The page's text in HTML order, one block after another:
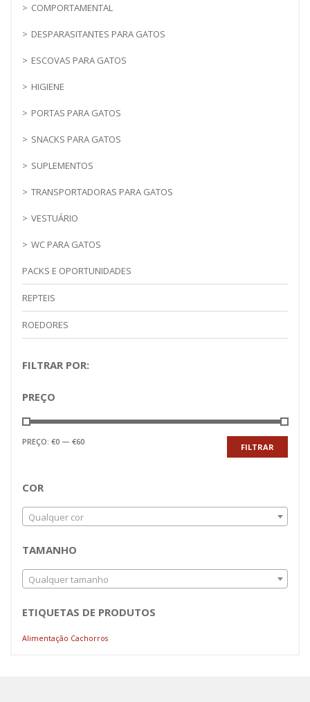
COMPORTAMENTAL
DESPARASITANTES PARA GATOS
ESCOVAS PARA GATOS
HIGIENE
PORTAS PARA GATOS
SNACKS PARA GATOS
SUPLEMENTOS
TRANSPORTADORAS PARA GATOS
VESTUÁRIO
WC PARA GATOS
PACKS E OPORTUNIDADES
REPTEIS
ROEDORES
FILTRAR POR:
PREÇO
Preço
Preço
FILTRAR
PREÇO: €0 — €60
COR
Qualquer cor
TAMANHO
Qualquer tamanho
ETIQUETAS DE PRODUTOS
Alimentação Cachorros